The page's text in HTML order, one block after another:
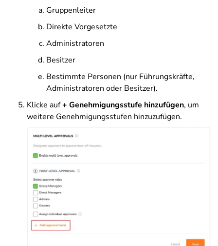
Gruppenleiter
Direkte Vorgesetzte
Administratoren
Besitzer
Bestimmte Personen (nur Führungskräfte,
Administratoren oder Besitzer).
Klicke auf+ Genehmigungsstufe hinzufügen, um
weitere Genehmigungsstufen hinzuzufügen.